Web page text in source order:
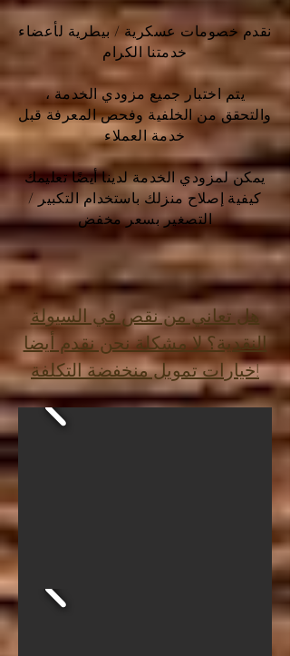
نقدم خصومات عسكرية / بيطرية لأعضاء
خدمتنا الكرام
يتم اختبار جميع مزودي الخدمة ،
والتحقق من الخلفية وفحص المعرفة قبل
خدمة العملاء
يمكن لمزودي الخدمة لدينا أيضًا تعليمك
كيفية إصلاح منزلك باستخدام التكبير /
التصغير بسعر مخفض
هل تعاني من نقص في السيولة
النقدية؟ لا مشكلة نحن نقدم أيضا
خيارات تمويل منخفضة التكلفة!